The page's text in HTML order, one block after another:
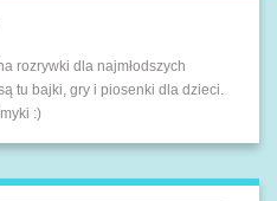
rozrywki dla najmłodszych
tu bajki, gry i piosenki dla dzieci.
:)